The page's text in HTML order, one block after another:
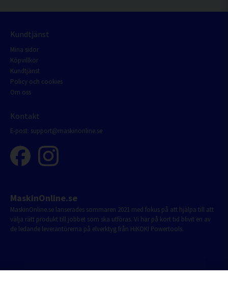
Kundtjänst
Mina sidor
Köpvillkor
Kundtjänst
Policy och cookies
Om oss
Kontakt
E-post: support@maskinonline.se
MaskinOnline.se
MaskinOnline.se lanserades sommaren 2021 med fokus på att hjälpa till att
välja rätt produkt till jobbet som ska utföras. Vi har på kort tid blivit en av
de ledande leverantörerna på elverktyg från HiKOKI Powertools.